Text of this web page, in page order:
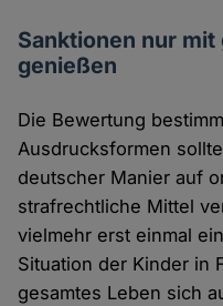
Sanktionen nur
genießen
Die Bewertung
Ausdrucksformen
deutscher Manier auf
strafrechtliche Mittel
vielmehr erst einmal
Situation der Kinder in
gesamtes Leben sich